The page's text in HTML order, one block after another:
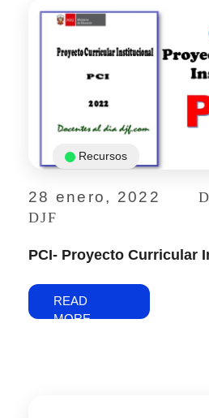
28 enero, 2022
DJF
Recursos
PCI- Proyecto Curricular
READ
MORE